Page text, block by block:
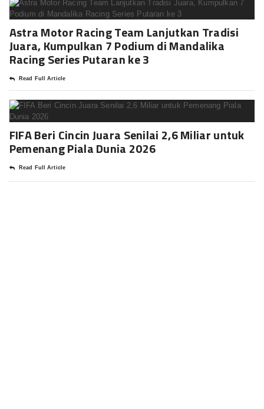
Astra Motor Racing Team Lanjutkan Tradisi
Juara, Kumpulkan 7 Podium di Mandalika
Racing Series Putaran ke 3
Read Full Article
FIFA Beri Cincin Juara Senilai 2,6 Miliar untuk
Pemenang Piala Dunia 2026
Read Full Article